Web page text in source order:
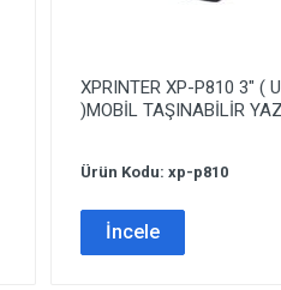
XPRINTER XP-P810 3″ (
)MOBİL TAŞINABİLİR
Ürün Kodu: xp-p810
İncele